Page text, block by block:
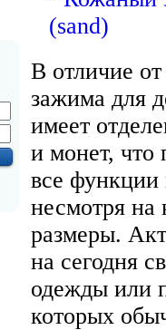
В отличие от
зажима для
имеет
и монет, что
все функции
несмотря на
размеры.
на сегодня
одежды или
которых